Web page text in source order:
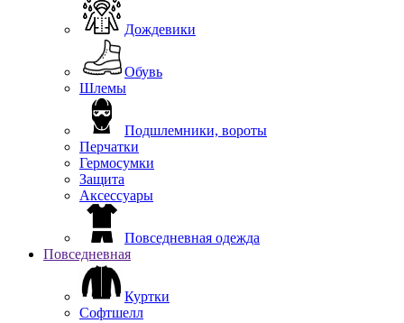
Дождевики
Обувь
Шлемы
Подшлемники, вороты
Перчатки
Гермосумки
Защита
Аксессуары
Повседневная одежда
Повседневная
Куртки
Софтшелл